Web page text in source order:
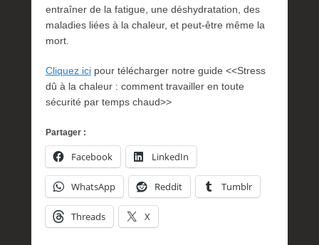
entraîner de la fatigue, une déshydratation, des
maladies liées à la chaleur, et peut-être même la
mort.
Cliquez ici pour télécharger notre guide <<Stress
dû à la chaleur : comment travailler en toute
sécurité par temps chaud>>
Partager :
Facebook LinkedIn
WhatsApp Reddit Tumblr
Threads X